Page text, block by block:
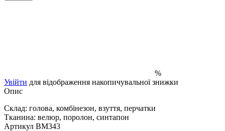
%
Увійти для відображення накопичувальної знижки
Опис
Склад: голова, комбінезон, взуття, перчатки
Тканина: велюр, поролон, синтапон
Артикул ВМ343